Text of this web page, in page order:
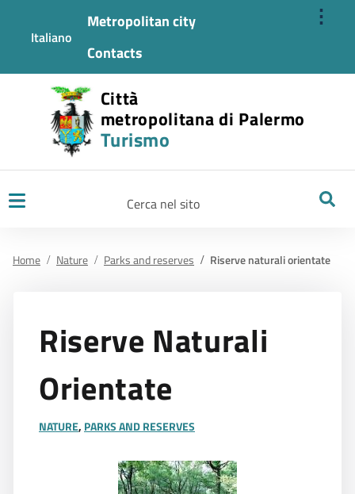
⋮
Italiano
Metropolitan city
Contacts
Città
metropolitana di Palermo
Turismo
Home Nature Parks and reserves Riserve naturali orientate
Riserve Naturali
Orientate
NATURE, PARKS AND RESERVES